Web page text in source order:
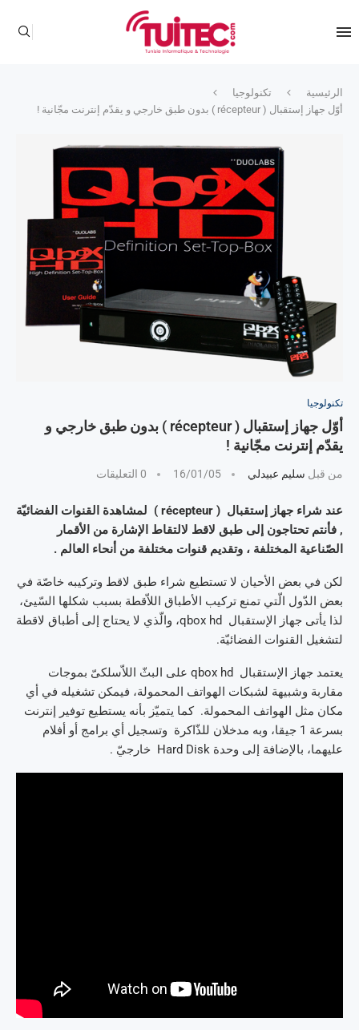
الرئيسية
تكنولوجيا
أوّل جهاز إستقبال ( récepteur ) بدون طبق خارجي و يقدّم إنترنت مجّانية !
تكنولوجيا
أوّل جهاز إستقبال ( récepteur ) بدون طبق خارجي و
يقدّم إنترنت مجّانية !
من قبل سليم عبيدلي 16/01/05 0 التعليقات
عند شراء جهاز إستقبال ( récepteur ) لمشاهدة القنوات الفضائيّة
, فأنتم تحتاجون إلى طبق لاقط لالتقاط الإشارة من الأقمار
الصّناعية المختلفة ، وتقديم قنوات مختلفة من أنحاء العالم .
لكن في بعض الأحيان لا تستطيع شراء طبق لاقط وتركيبه خاصّة في
بعض الدّول الّتي تمنع تركيب الأطباق اللاّقطة بسبب شكلها السّيئ،
لذا يأتى جهاز الإستقبال qbox hd، والّذي لا يحتاج إلى أطباق لاقطة
لتشغيل القنوات الفضائيّة.
يعتمد جهاز الإستقبال qbox hd على البثّ اللاّسلكىّ بموجات
مقاربة وشبيهة لشبكات الهواتف المحمولة، فيمكن تشغيله في أي
مكان مثل الهواتف المحمولة. كما يتميّز بأنه يستطيع توفير إنترنت
بسرعة 1 جيقا، وبه مدخلان للذّاكرة وتسجيل أي برامج أو أفلام
عليهما، بالإضافة إلى وحدة Hard Disk خارجيّ .